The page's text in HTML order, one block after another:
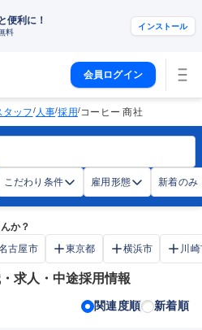
便利に！
料
インストール
会員ログイン
タッフ/人事/採用/コーヒー 商社
こだわり条件 雇用形態 新着のみ
か？
古屋市 東京都 横浜市 川
求人・中途採用情報
関連度順 新着順